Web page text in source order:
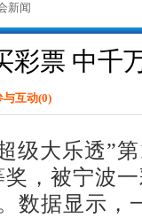
新闻
彩票 中千
与互动(0)
大乐透”第
，被宁波
数据显示，